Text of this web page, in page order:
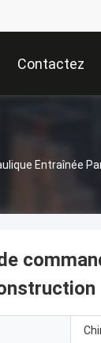
Contactez
Entraînée